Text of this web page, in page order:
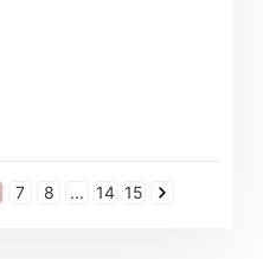
7 8 ... 14 15